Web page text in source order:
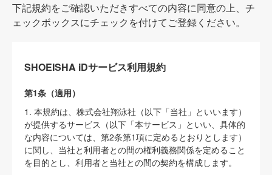
下記規約をご確認いただきすべての内容に同意の上、チ
ェックボックスにチェックを付けてご登録ください。
SHOEISHA iDサービス利用規約
第1条（適用）
1. 本規約は、株式会社翔泳社（以下「当社」といいます）
が提供するサービス（以下「本サービス」といい、具体的
な内容については、第2条第1項に定めるとおりとします）
に関し、当社と利用者との間の権利義務関係を定めること
を目的とし、利用者と当社との間の契約を構成します。